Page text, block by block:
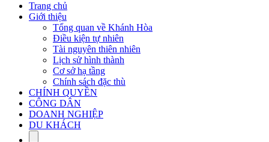
Trang chủ
Giới thiệu
Tổng quan về Khánh Hòa
Điều kiện tự nhiên
Tài nguyên thiên nhiên
Lịch sử hình thành
Cơ sở hạ tầng
Chính sách đặc thù
CHÍNH QUYỀN
CÔNG DÂN
DOANH NGHIỆP
DU KHÁCH